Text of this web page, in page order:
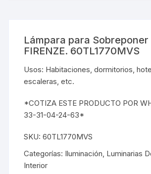
Lámpara para
FIRENZE. 60TL1770MVS
Usos: Habitaciones, dormitorios,
escaleras, etc.
*COTIZA ESTE PRODUCTO POR
33-31-04-24-63*
SKU:60TL1770MVS
Categorías: Iluminación Luminarias
Interior